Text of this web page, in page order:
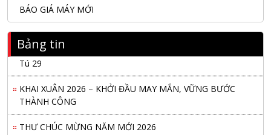
BÁO GIÁ MÁY MỚI
Bảng tin
Nanibi Cung Cấp Động Cơ Weichai Cho Tàu Vận Tải Minh
Tú 29
KHAI XUÂN 2026 – KHỞI ĐẦU MAY MẮN, VỮNG BƯỚC
THÀNH CÔNG
THƯ CHÚC MỪNG NĂM MỚI 2026